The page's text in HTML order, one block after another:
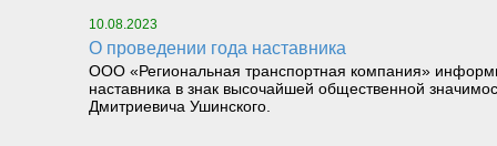
10.08.2023
О проведении года наставника
ООО «Региональная транспортная компания»
наставника в знак высочайшей общественной
Дмитриевича Ушинского.